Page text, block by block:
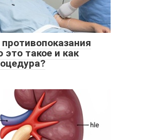
это такое и как